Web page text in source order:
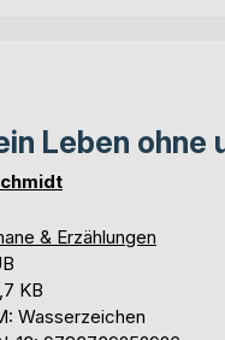
Leben ohne
& Erzählungen
KB
Wasserzeichen